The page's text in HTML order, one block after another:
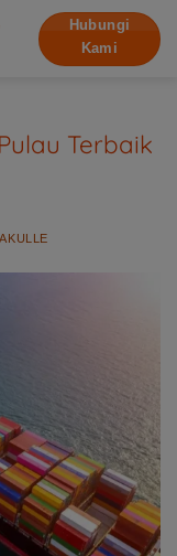
Hubungi
Kami
Terbaik